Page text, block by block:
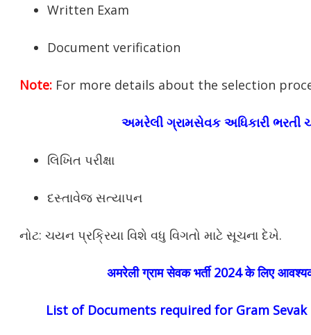
Written Exam
Document verification
Note: For more details about the selection
અમરેલી ગ્રામસેવક અધિકારી ભરતી
લિખિત પરીક્ષા
દસ્તાવેજ સત્યાપન
નોટ: ચયન પ્રક્રિયા વિશે વધુ વિગતો માટે સૂચના દેખે.
अमरेलीग्राम सेवक भर्ती 2024 के लिए
List of Documents required for Gram